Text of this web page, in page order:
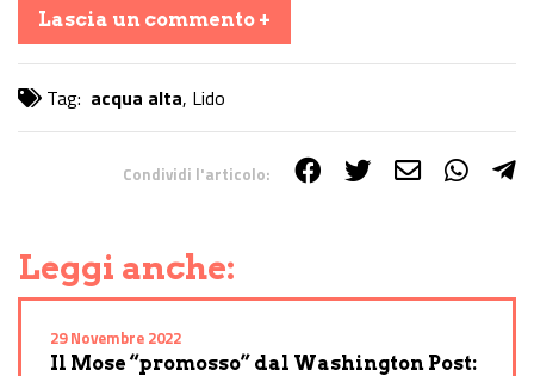
Lascia un commento +
Tag: acqua alta, Lido
Condividi l'articolo:
Leggi anche:
29 Novembre 2022
Il Mose “promosso” dal Washington Post: